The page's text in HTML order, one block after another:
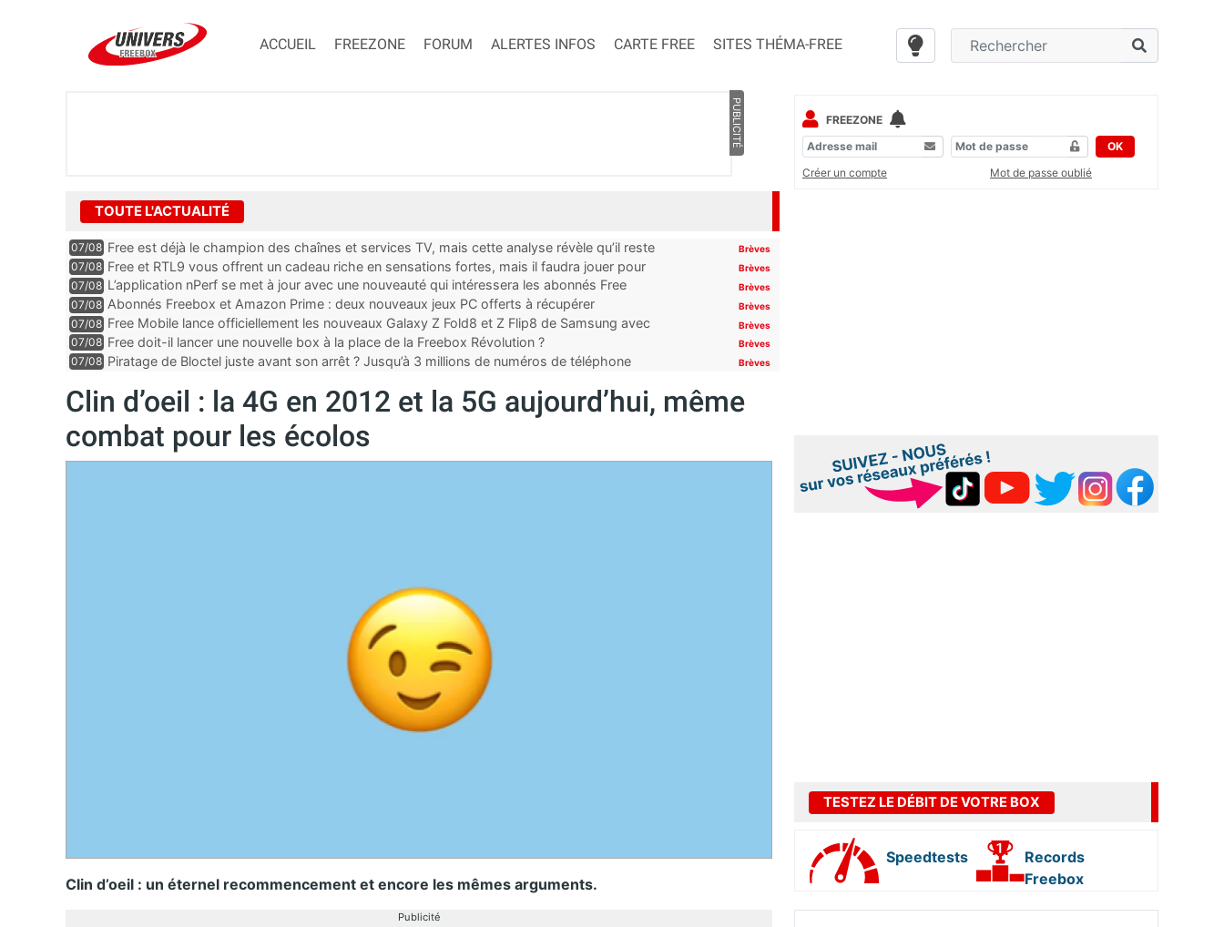
ACCUEIL FREEZONE FORUM ALERTES INFOS CARTE FREE SITES THÉMA-FREE
PUBLICITÉ
TOUTE L'ACTUALITÉ
07/08 Free est déjà le champion des chaînes et services TV, mais cette analyse révèle qu’il reste
encore au moin...
Brèves
07/08 Free et RTL9 vous offrent un cadeau riche en sensations fortes, mais il faudra jouer pour
l’obtenir
Brèves
07/08 L’application nPerf se met à jour avec une nouveauté qui intéressera les abonnés Free
Mobile, Orange, SFR ...
Brèves
07/08 Abonnés Freebox et Amazon Prime : deux nouveaux jeux PC offerts à récupérer Brèves
07/08 Free Mobile lance officiellement les nouveaux Galaxy Z Fold8 et Z Flip8 de Samsung avec
des promos et des cadeaux
Brèves
07/08 Free doit-il lancer une nouvelle box à la place de la Freebox Révolution ? Brèves
07/08 Piratage de Bloctel juste avant son arrêt ? Jusqu’à 3 millions de numéros de téléphone
Brèves
Clin d’oeil : la 4G en 2012 et la 5G aujourd’hui, même
combat pour les écolos
Clin d’oeil : un éternel recommencement et encore les mêmes arguments.
Publicité
FREEZONE
OK
Créer un compte
Mot de passe oublié
TESTEZ LE DÉBIT DE VOTRE BOX
Speedtests
Records
Freebox